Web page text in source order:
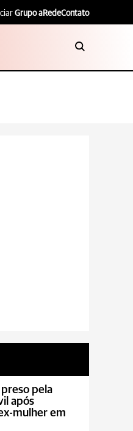
Grupo aRedeContato
pela
após
mulher em